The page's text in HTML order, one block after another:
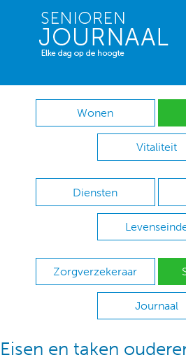
Wonen
Vitaliteit
Diensten
Zorgverzekeraar
Journaal
Eisen en taken